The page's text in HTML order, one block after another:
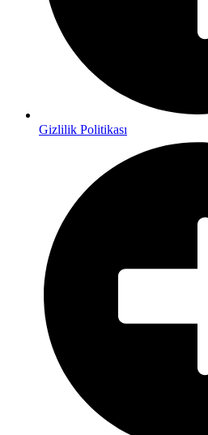
Gizlilik Politikası